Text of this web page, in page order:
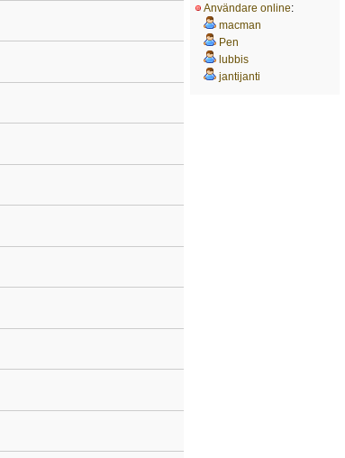
Användare online:
macman
Pen
lubbis
jantijanti